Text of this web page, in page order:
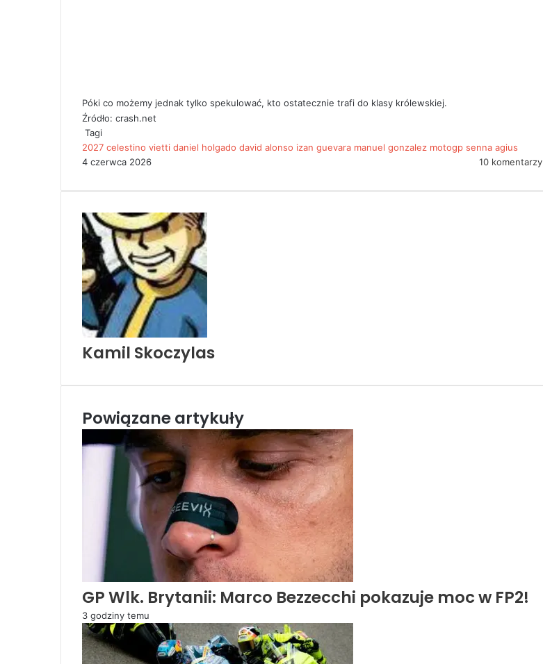
Póki co możemy jednak tylko spekulować, kto ostatecznie trafi do klasy królewskiej.
Źródło: crash.net
Tagi
2027 celestino vietti daniel holgado david alonso izan guevara manuel gonzalez motogp senna agius
4 czerwca 2026
10 komentarzy
Kamil Skoczylas
Powiązane artykuły
GP Wlk. Brytanii: Marco Bezzecchi pokazuje moc w FP2!
3 godziny temu